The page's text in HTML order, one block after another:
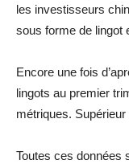
les investisseurs
sous forme de lingot
Encore une fois
lingots au premier
métriques.
Toutes ces données